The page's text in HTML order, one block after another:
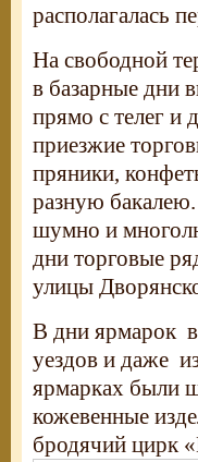
располагалась
На свободной
в базарные дни
прямо с телег и
приезжие
пряники,
разную
шумно и
дни торговые
улицы
В дни ярмарок в
уездов и даже
ярмарках были
кожевенные
бродячий цирк